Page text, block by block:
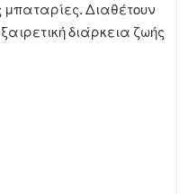
μένων
μπαταρίες. Διαθέτουν
διάρκεια ζωής